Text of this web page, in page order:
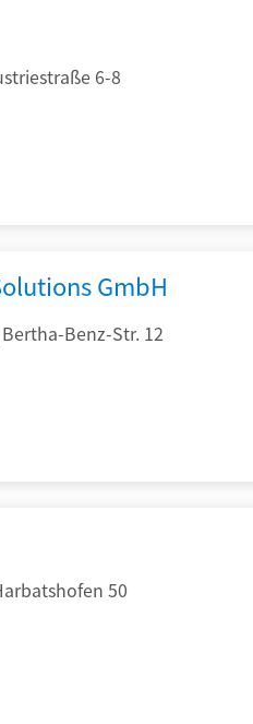
6-8
GmbH
Benz-Str. 12
50